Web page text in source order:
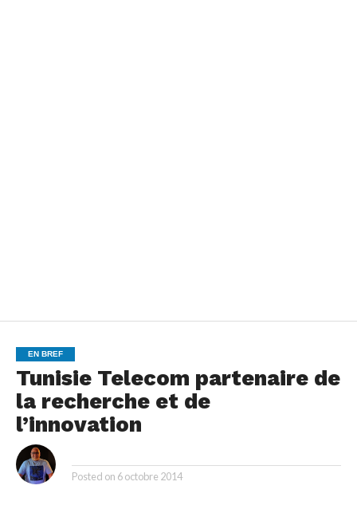
EN BREF
Tunisie Telecom partenaire de
la recherche et de
l’innovation
Posted on 6 octobre 2014